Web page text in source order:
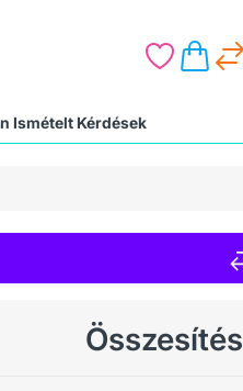
Ismételt Kérdések
Összesítés